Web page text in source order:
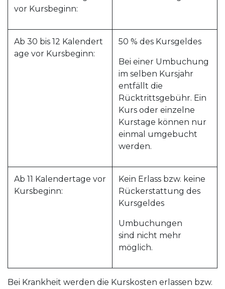
vor Kursbeginn:
Ab 30 bis 12 Kalendert
age vor Kursbeginn:
50 % des Kursgeldes
Bei einer Umbuchung
im selben Kursjahr
entfällt die
Rücktrittsgebühr. Ein
Kurs oder einzelne
Kurstage können nur
einmal umgebucht
werden.
Ab 11 Kalendertage vor
Kursbeginn:
Kein Erlass bzw. keine
Rückerstattung des
Kursgeldes
Umbuchungen
sind nicht mehr
möglich.
Bei Krankheit werden die Kurskosten erlassen bzw.